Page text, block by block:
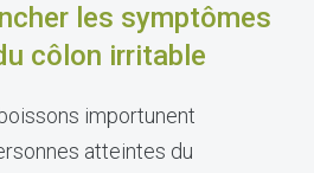
les symptômes
côlon irritable
importunent
atteintes du